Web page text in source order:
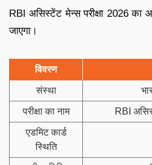
RBI असिस्टेंट मेन्स परीक्षा 2026
जाएगा।
विवरण
संस्था
परीक्षा का नाम RBI
एडमिट कार्ड
स्थिति